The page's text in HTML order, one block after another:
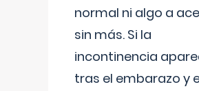
normal ni algo a
sin más. Si la
incontinencia
tras el embarazo y